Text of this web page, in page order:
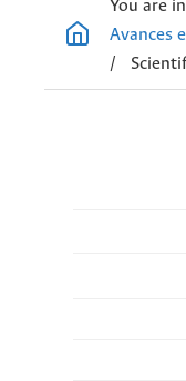
You are
Avances
/